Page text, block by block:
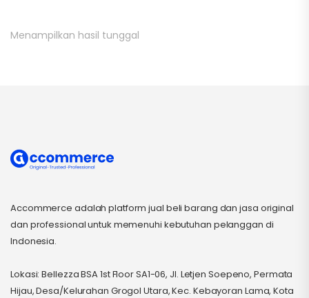
Menampilkan hasil tunggal
Accommerce adalah platform jual beli barang dan jasa original
dan professional untuk memenuhi kebutuhan pelanggan di
Indonesia.
Lokasi: Bellezza BSA 1st Floor SA1-06, Jl. Letjen Soepeno, Permata
Hijau, Desa/Kelurahan Grogol Utara, Kec. Kebayoran Lama, Kota